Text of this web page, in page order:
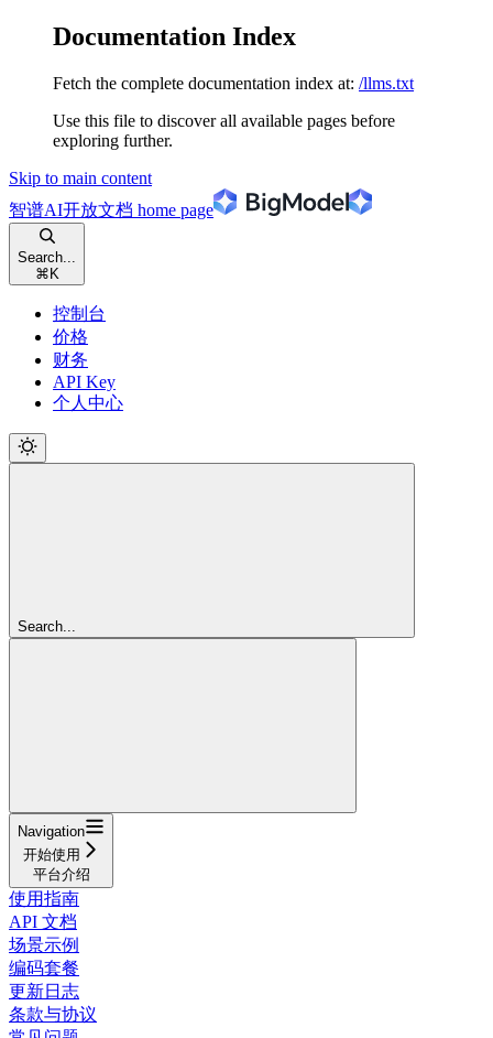
Documentation Index
Fetch the complete documentation index at: /llms.txt
Use this file to discover all available pages before
exploring further.
Skip to main content
智谱AI开放文档 home page
Search...
⌘ K
控制台
价格
财务
API Key
个人中心
Search...
Navigation
开始使用
平台介绍
使用指南
API 文档
场景示例
编码套餐
更新日志
条款与协议